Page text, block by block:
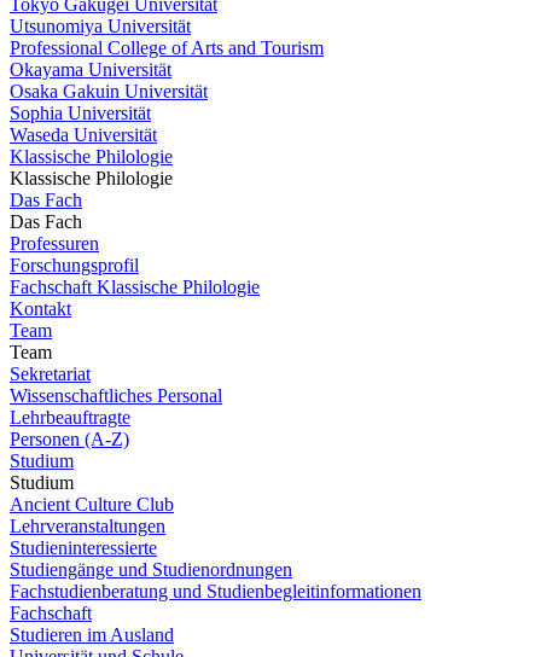
Tokyo Gakugei Universität
Utsunomiya Universität
Professional College of Arts and Tourism
Okayama Universität
Osaka Gakuin Universität
Sophia Universität
Waseda Universität
Klassische Philologie
Klassische Philologie
Das Fach
Das Fach
Professuren
Forschungsprofil
Fachschaft Klassische Philologie
Kontakt
Team
Team
Sekretariat
Wissenschaftliches Personal
Lehrbeauftragte
Personen (A-Z)
Studium
Studium
Ancient Culture Club
Lehrveranstaltungen
Studieninteressierte
Studiengänge und Studienordnungen
Fachstudienberatung und Studienbegleitinformationen
Fachschaft
Studieren im Ausland